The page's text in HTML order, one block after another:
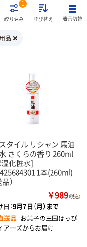
絞り込み
1
並び替え 表示切替
品
タイル リシャン 馬油
さくらの香り 260ml
化粧水]
1本(260ml)
）
￥989（税込）
：9月7日（月）まで
送品 お菓子の王国はっぴ
アーズからお届け